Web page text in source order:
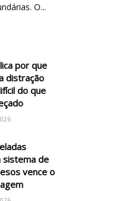
O...
por que
distração
do que
sistema de
vence o